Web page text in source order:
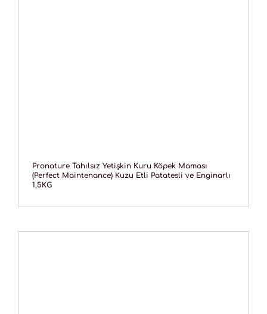
Pronature Tahılsız Yetişkin Kuru Köpek Maması
(Perfect Maintenance) Kuzu Etli Patatesli ve Enginarlı
1,5KG